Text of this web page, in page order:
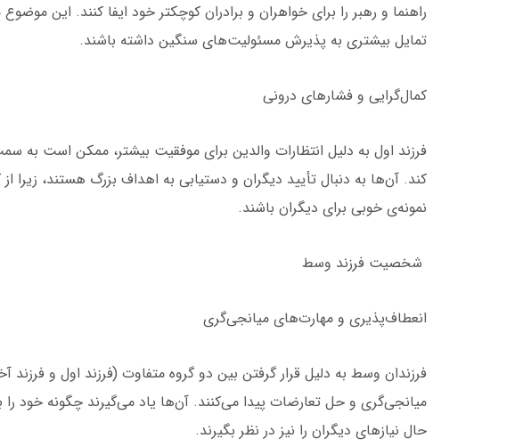
راهنما و رهبر را برای خواهران و برادران کوچکتر خود ایفا کنند. این
تمایل بیشتری به پذیرش مسئولیت‌های سنگین داشته باشند.
کمال‌گرایی و فشارهای درونی
فرزند اول به دلیل انتظارات والدین برای موفقیت بیشتر، ممکن است به
کند. آن‌ها به دنبال تأیید دیگران و دستیابی به اهداف بزرگ هستند، زیرا از
نمونه‌ی خوبی برای دیگران باشند.
شخصیت فرزند وسط
انعطاف‌پذیری و مهارت‌های میانجی‌گری
فرزندان وسط به دلیل قرار گرفتن بین دو گروه متفاوت (فرزند اول و
میانجی‌گری و حل تعارضات پیدا می‌کنند. آن‌ها یاد می‌گیرند چگونه خود
حال نیازهای دیگران را نیز در نظر بگیرند.